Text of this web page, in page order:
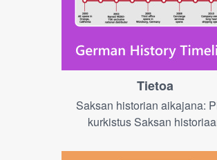
Tietoa
Saksan historian aikajana:
kurkistus Saksan